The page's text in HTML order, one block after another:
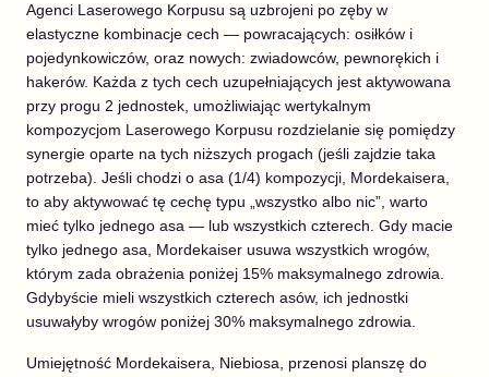
Agenci Laserowego Korpusu są uzbrojeni po zęby w
elastyczne kombinacje cech — powracających: osiłków i
pojedynkowiczów, oraz nowych: zwiadowców, pewnorękich i
hakerów. Każda z tych cech uzupełniających jest aktywowana
przy progu 2 jednostek, umożliwiając wertykalnym
kompozycjom Laserowego Korpusu rozdzielanie się pomiędzy
synergie oparte na tych niższych progach (jeśli zajdzie taka
potrzeba). Jeśli chodzi o asa (1/4) kompozycji, Mordekaisera,
to aby aktywować tę cechę typu „wszystko albo nic”, warto
mieć tylko jednego asa — lub wszystkich czterech. Gdy macie
tylko jednego asa, Mordekaiser usuwa wszystkich wrogów,
którym zada obrażenia poniżej 15% maksymalnego zdrowia.
Gdybyście mieli wszystkich czterech asów, ich jednostki
usuwałyby wrogów poniżej 30% maksymalnego zdrowia.
Umiejętność Mordekaisera, Niebiosa, przenosi planszę do